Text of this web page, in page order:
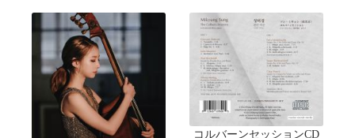
コルバーンセッションCD